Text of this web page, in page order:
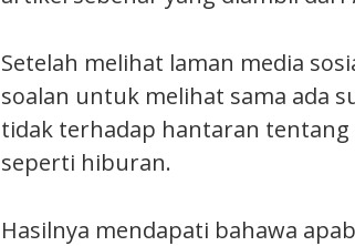
Setelah melihat laman media
soalan untuk melihat sama ada
tidak terhadap hantaran
seperti hiburan.
Hasilnya mendapati bahawa